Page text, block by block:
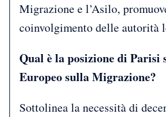
Migrazione e l’Asilo,
coinvolgimento delle autorità
Qual è la posizione di Parisi
Europeo sulla Migrazione?
Sottolinea la necessità di